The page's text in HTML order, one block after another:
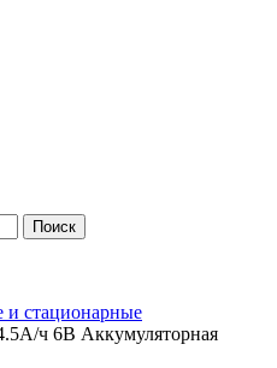
Поиск
и стационарные
ч 6В Аккумуляторная